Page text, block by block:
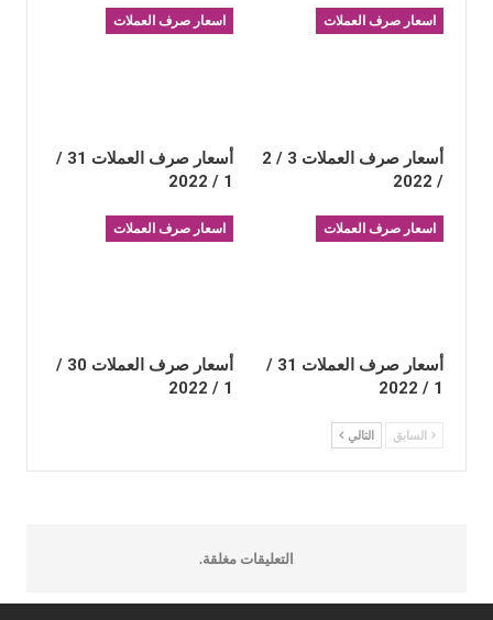
اسعار صرف العملات
أسعار صرف العملات 3 / 2
/ 2022
اسعار صرف العملات
أسعار صرف العملات 31 /
1 / 2022
اسعار صرف العملات
أسعار صرف العملات 31 /
1 / 2022
اسعار صرف العملات
أسعار صرف العملات 30 /
1 / 2022
السابق التالي
التعليقات مغلقة.